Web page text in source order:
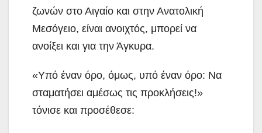
ζωνών στο Αιγαίο και στην Ανατολική
Μεσόγειο, είναι ανοιχτός, μπορεί να
ανοίξει και για την Άγκυρα.
«Υπό έναν όρο, όμως, υπό έναν όρο: Να
σταματήσει αμέσως τις προκλήσεις!»
τόνισε και προσέθεσε: